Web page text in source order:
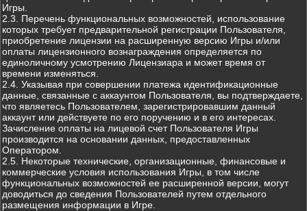
Игры.
2.3. Перечень функциональных возможностей, использование
которых требует предварительной регистрации Пользователя,
приобретение лицензии на расширенную версию Игры и/или
оплаты лицензионного вознаграждения определяется по
единоличному усмотрению Лицензиара и может время от
времени изменяться.
2.4. Указывая при совершении платежа идентификационные
данные, связанные с аккаунтом Пользователя, вы подтверждаете,
что являетесь Пользователем, зарегистрировавшим данный
аккаунт или действуете по его поручению и в его интересах.
Зачисление оплаты на лицевой счет Пользователя Игры
производится на основании данных, предоставленных
Оператором.
2.5. Некоторые технические, организационные, финансовые и
коммерческие условия использования Игры, в том числе
функциональных возможностей ее расширенной версии, могут
доводиться до сведения Пользователей путем отдельного
размещения информации в Игре.